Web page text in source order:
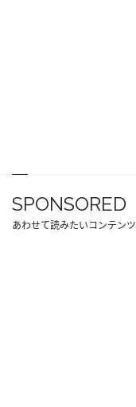
SPONSORED
あわせて読みたいコンテンツ